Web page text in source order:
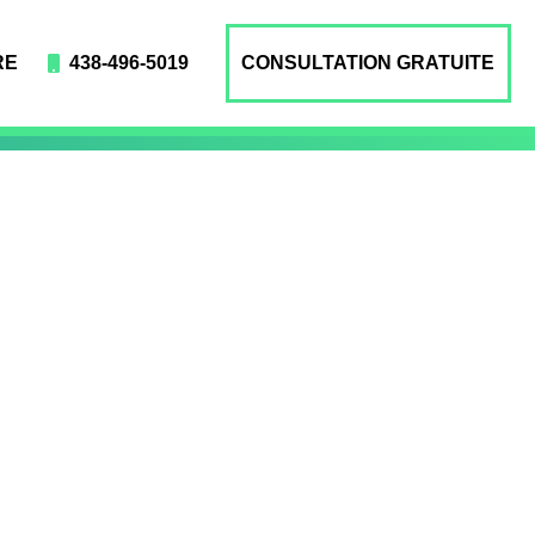
438-496-5019 CONSULTATION GRATUITE